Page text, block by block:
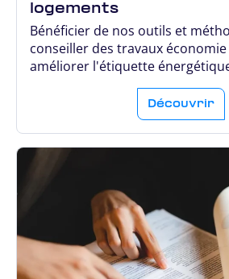
logements
Bénéficier de nos outils et
conseiller des travaux
améliorer l'étiquette
Découvrir